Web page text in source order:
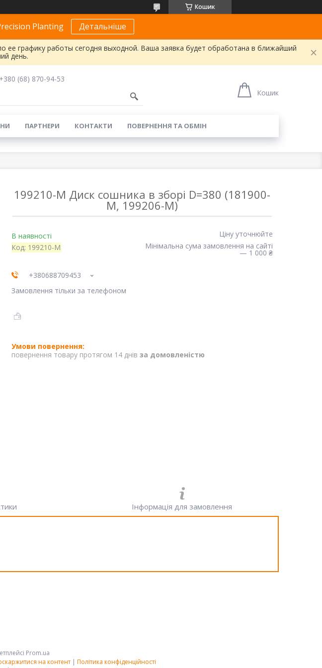
Кошик
Planting Детальніше
графику работы сегодня выходной. Ваша заявка будет обработана в ближайший
день.
+380 (68) 870-94-53
Кошик
ПАРТНЕРИ КОНТАКТИ ПОВЕРНЕННЯ ТА ОБМІН
199210-M Диск сошника в зборі D=380 (181900-
M, 199206-M)
В наявності
Код: 199210-M
Ціну уточнюйте
Мінімальна сума замовлення на сайті
— 1 000 ₴
+380688709453
Замовлення тільки за телефоном
повернення товару протягом 14 днів за домовленістю
Інформація для замовлення
Prom.ua
на контент | Політика конфіденційності